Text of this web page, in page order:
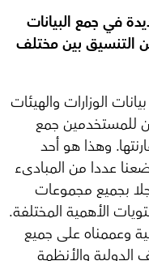
في جمع البيانات
التنسيق بين مختلف
الوزارات والهيئات
للمستخدمين جمع
وهذا هو أحد
عددا من المبادىء
بجميع مجموعات
الأهمية المختلفة.
وعممناه على جميع